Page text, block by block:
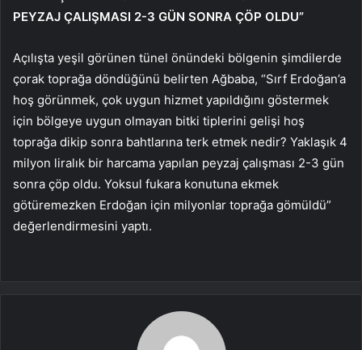
PEYZAJ ÇALIŞMASI 2-3 GÜN SONRA ÇÖP OLDU”
Açılışta yeşil görünen tünel önündeki bölgenin şimdilerde
çorak toprağa döndüğünü belirten Ağbaba, “Sırf Erdoğan’a
hoş görünmek, çok uygun hizmet yapıldığını göstermek
için bölgeye uygun olmayan bitki tiplerini gelişi hoş
toprağa dikip sonra bahtlarına terk etmek nedir? Yaklaşık 4
milyon liralık bir harcama yapılan peyzaj çalışması 2-3 gün
sonra çöp oldu. Yoksul fukara konutuna ekmek
götüremezken Erdoğan için milyonlar toprağa gömüldü”
değerlendirmesini yaptı.